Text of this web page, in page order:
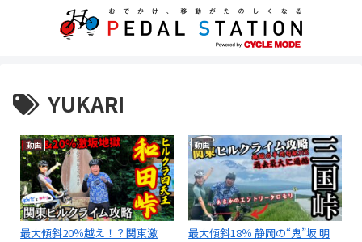
YUKARI
動画
最大傾斜20％越え！？関東激
動画
最大傾斜18％ 静岡の“鬼”坂 明